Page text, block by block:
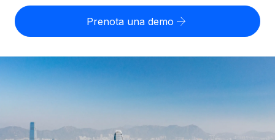
Chiedi a un esperto
Integra l'HR globale nella tua piattaforma in modo
CASE STUDIES
English
Nederlands
Français
Español
Login
Prenota una demo